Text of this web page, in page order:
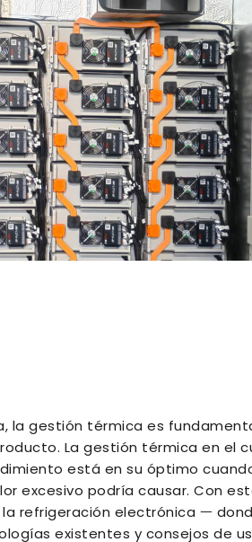
la gestión térmica es
La gestión térmica en el
está en su óptimo
excesivo podría causar. Con
refrigeración electrónica ᅳ
existentes y consejos de